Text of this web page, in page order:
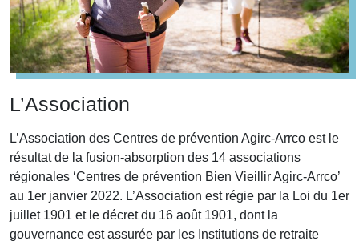
L’Association
L’Association des Centres de prévention Agirc-Arrco est le
résultat de la fusion-absorption des 14 associations
régionales ‘Centres de prévention Bien Vieillir Agirc-Arrco’
au 1er janvier 2022. L’Association est régie par la Loi du 1er
juillet 1901 et le décret du 16 août 1901, dont la
gouvernance est assurée par les Institutions de retraite